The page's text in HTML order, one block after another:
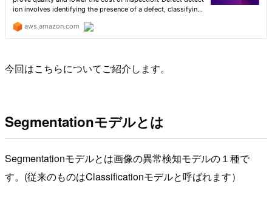
今回はこちらについてご紹介します。
Segmentationモデルとは
Segmentationモデルとは画像の異常検知モデルの１種で
す。(従来のものはClassificationモデルと呼ばれます）